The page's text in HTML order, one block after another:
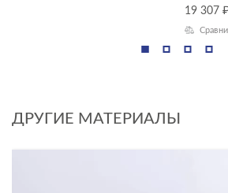
19 307 ₽
ДРУГИЕ МАТЕРИАЛЫ